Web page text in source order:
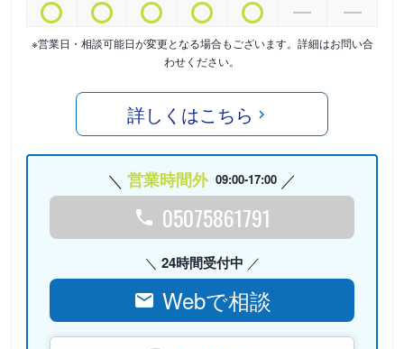
※営業日・相談可能日が変更となる場合もございます。詳細はお問い合
わせください。
詳しくはこちら
営業時間外 09:00-17:00
05075861791
24時間受付中
Webで相談